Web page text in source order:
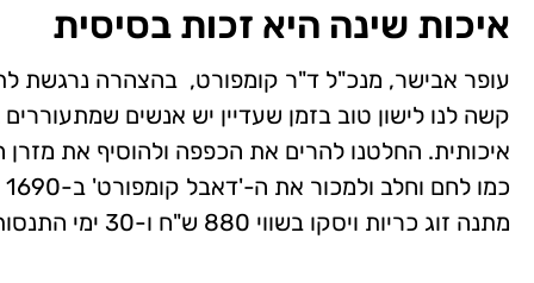
איכות שינה היא זכות בסיסית
עופר אבישר, מנכ"ל ד"ר קומפורט, בהצהרה נרגשת
קשה לנו לישון טוב בזמן שעדיין יש אנשים
איכותית. החלטנו להרים את הכפפה ולהוסיף את
מתנה זוג כריות ויסקו בשווי 880 ש"ח ו-30 ימי התנסות ללא עלות נוספת."